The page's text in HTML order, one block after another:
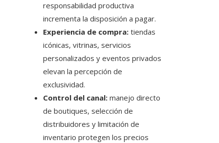
responsabilidad productiva
incrementa la disposición a pagar.
Experiencia de compra: tiendas
icónicas, vitrinas, servicios
personalizados y eventos privados
elevan la percepción de
exclusividad.
Control del canal: manejo directo
de boutiques, selección de
distribuidores y limitación de
inventario protegen los precios